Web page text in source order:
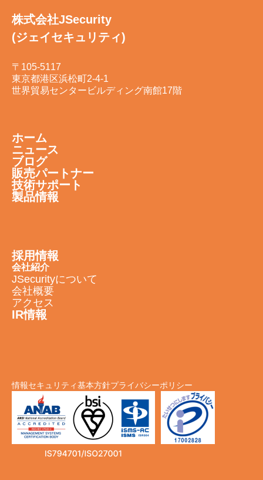
株式会社JSecurity
(ジェイセキュリティ)
〒105-5117
東京都港区浜松町2-4-1
世界貿易センタービルディング南館17階
ホーム
ニュース
ブログ
販売パートナー
技術サポート
製品情報
採用情報
会社紹介
JSecurityについて
会社概要
アクセス
IR情報
情報セキュリティ基本方針プライバシーポリシー